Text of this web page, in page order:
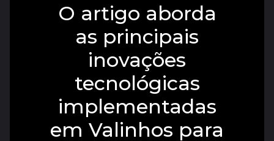
O artigo aborda
as principais
inovações
tecnológicas
implementadas
em Valinhos para